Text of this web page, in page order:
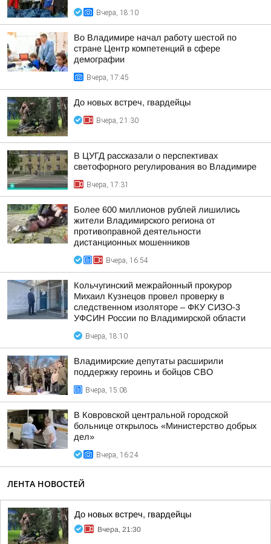
Вчера, 18:10
Во Владимире начал работу шестой по
стране Центр компетенций в сфере
демографии
Вчера, 17:45
До новых встреч, гвардейцы
Вчера, 21:30
В ЦУГД рассказали о перспективах
светофорного регулирования во Владимире
Вчера, 17:31
Более 600 миллионов рублей лишились
жители Владимирского региона от
противоправной деятельности
дистанционных мошенников
Вчера, 16:54
Кольчугинский межрайонный прокурор
Михаил Кузнецов провел проверку в
следственном изоляторе – ФКУ СИЗО-3
УФСИН России по Владимирской области
Вчера, 18:10
Владимирские депутаты расширили
поддержку героинь и бойцов СВО
Вчера, 15:08
В Ковровской центральной городской
больнице открылось «Министерство добрых
дел»
Вчера, 16:24
ЛЕНТА НОВОСТЕЙ
До новых встреч, гвардейцы
Вчера, 21:30